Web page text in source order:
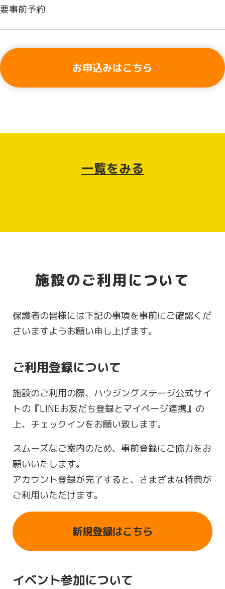
要事前予約
お申込みはこちら
一覧をみる
施設のご利用について
保護者の皆様には下記の事項を事前にご確認くだ
さいますようお願い申し上げます。
ご利用登録について
施設のご利用の際、ハウジングステージ公式サイ
トの『LINEお友だち登録とマイページ連携』の
上、チェックインをお願い致します。
スムーズなご案内のため、事前登録にご協力をお
願いいたします。
アカウント登録が完了すると、さまざまな特典が
ご利用いただけます。
新規登録はこちら
イベント参加について